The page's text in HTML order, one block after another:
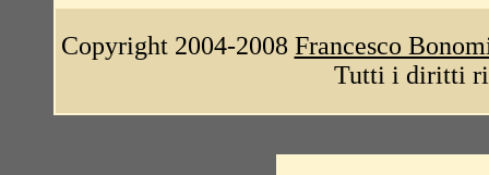
Copyright 2004-2008 Francesco
Tutti i diritti